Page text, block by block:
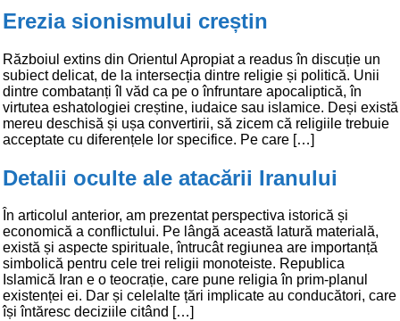
Erezia sionismului creștin
Războiul extins din Orientul Apropiat a readus în discuție un
subiect delicat, de la intersecția dintre religie și politică. Unii
dintre combatanți îl văd ca pe o înfruntare apocaliptică, în
virtutea eshatologiei creștine, iudaice sau islamice. Deși există
mereu deschisă și ușa convertirii, să zicem că religiile trebuie
acceptate cu diferențele lor specifice. Pe care […]
Detalii oculte ale atacării Iranului
În articolul anterior, am prezentat perspectiva istorică și
economică a conflictului. Pe lângă această latură materială,
există și aspecte spirituale, întrucât regiunea are importanță
simbolică pentru cele trei religii monoteiste. Republica
Islamică Iran e o teocrație, care pune religia în prim-planul
existenței ei. Dar și celelalte țări implicate au conducători, care
își întăresc deciziile citând […]